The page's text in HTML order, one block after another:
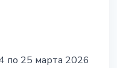
по 25 марта 2026